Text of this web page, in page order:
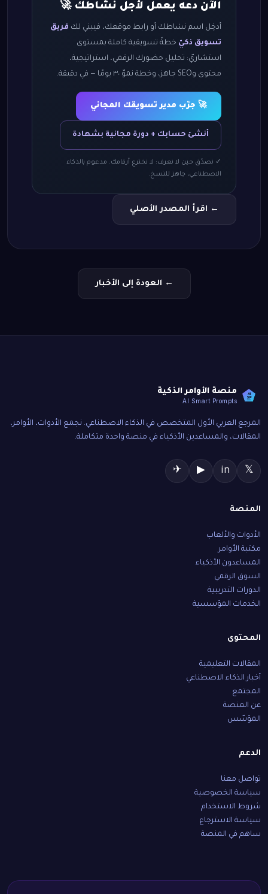
الآن دعه يعمل لأجل نشاطك 🚀
أدخِل اسم نشاطك أو رابط موقعك، فيبني لك فريق
تسويق ذكيّ خطةً تسويقية كاملة بمستوى
استشاريّ: تحليل حضورك الرقمي، استراتيجية،
محتوى وSEO جاهز، وخطة نموّ ٣٠ يومًا — في دقيقة.
🚀 جرّب مدير تسويقك المجاني
أنشئ حسابك + دورة مجانية بشهادة
✓ نصدُق حين لا نعرف: لا نخترع أرقامك. مدعوم بالذكاء
الاصطناعي، جاهز للنسخ.
← اقرأ المصدر الأصلي
← العودة إلى الأخبار
AI
SP
منصة الأوامر الذكية
AI Smart Prompts
المرجع العربي الأول المتخصص في الذكاء الاصطناعي. نجمع الأدوات، الأوامر،
المقالات، والمساعدين الأذكياء في منصة واحدة متكاملة.
𝕏
in
▶
✈
المنصة
الأدوات والألعاب
مكتبة الأوامر
المساعدون الأذكياء
السوق الرقمي
الدورات التدريبية
الخدمات المؤسسية
المحتوى
المقالات التعليمية
أخبار الذكاء الاصطناعي
المجتمع
عن المنصة
المؤسّس
الدعم
تواصل معنا
سياسة الخصوصية
شروط الاستخدام
سياسة الاسترجاع
ساهم في المنصة